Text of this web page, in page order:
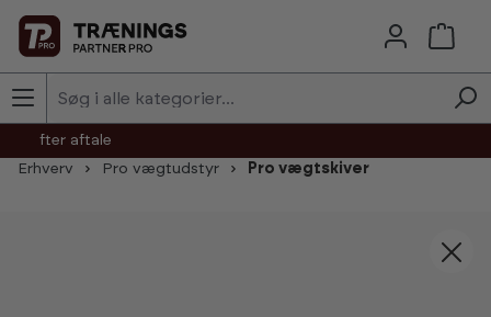
Skip to main content
efter aftale
Erhverv
Pro vægtudstyr Pro vægtskiver